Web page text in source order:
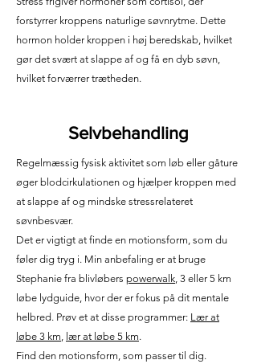
forstyrrer kroppens naturlige søvnrytme. Dette
hormon holder kroppen i høj beredskab, hvilket
gør det svært at slappe af og få en dyb søvn,
hvilket forværrer trætheden.
Selvbehandling
Regelmæssig fysisk aktivitet som løb eller gåture
øger blodcirkulationen og hjælper kroppen med
at slappe af og mindske stressrelateret
søvnbesvær.
Det er vigtigt at finde en motionsform, som du
føler dig tryg i. Min anbefaling er at bruge
Stephanie fra blivløbers powerwalk, 3 eller 5 km
løbe lydguide, hvor der er fokus på dit mentale
helbred. Prøv et at disse programmer: Lær at
løbe 3 km, lær at løbe 5 km.
Find den motionsform, som passer til dig.